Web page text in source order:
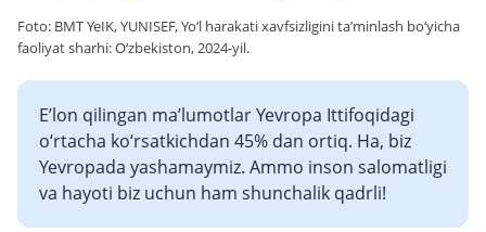
Foto: BMT YeIK, YUNISEF, Yo‘l harakati xavfsizligini ta’minlash bo‘yicha
faoliyat sharhi: O‘zbekiston, 2024-yil.
E’lon qilingan ma’lumotlar Yevropa Ittifoqidagi
o‘rtacha ko‘rsatkichdan 45% dan ortiq. Ha, biz
Yevropada yashamaymiz. Ammo inson salomatligi
va hayoti biz uchun ham shunchalik qadrli!